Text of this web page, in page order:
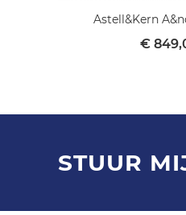
Astell&Kern
€
STUUR